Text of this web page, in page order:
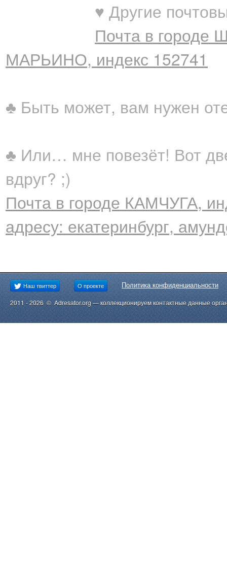
♥ Другие
Почта в городе
МАРЬИНО, индекс 152741
♣ Быть может, вам нужен
♣ Или… мне повезёт! Вот
вдруг? ;)
Почта в городе КАМЧУГА,
адресу: екатеринбург,
Наш твиттер О проекте Политика конфиденциальности
2011 - 2026 © Adresator.org — коллекционируем контактные данные